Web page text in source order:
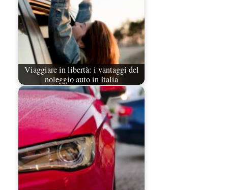
Viaggiare in libertà: i vantaggi del
noleggio auto in Italia